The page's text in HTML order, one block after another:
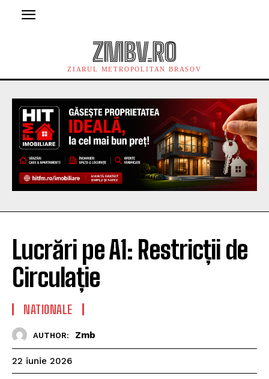
ZMBV.RO
ZIARUL METROPOLITAN BRASOV
Lucrări pe A1: Restricții de
Circulație
NATIONALE
AUTHOR: Zmb
22 iunie 2026